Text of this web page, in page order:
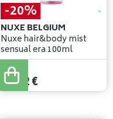
-20%
NUXE BELGIUM
Nuxe hair&body mist
sensual era 100ml
29,90
23,92€